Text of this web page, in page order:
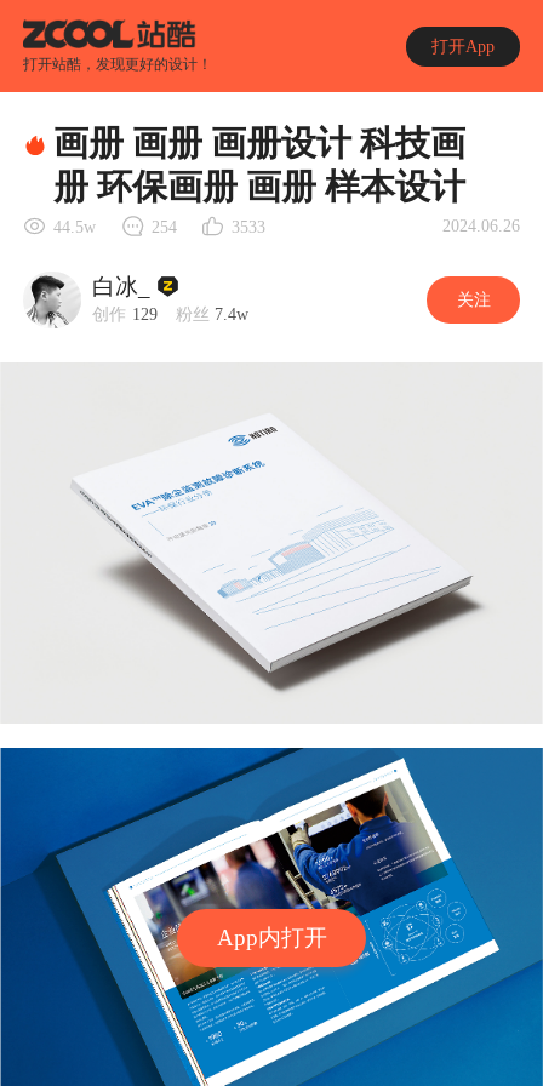
打开站酷，发现更好的设计！
打开App
App内打开
画册 画册 画册设计 科技画
册 环保画册 画册 样本设计
44.5w 254 3533 2024.06.26
白冰_
创作 129 粉丝 7.4w
关注